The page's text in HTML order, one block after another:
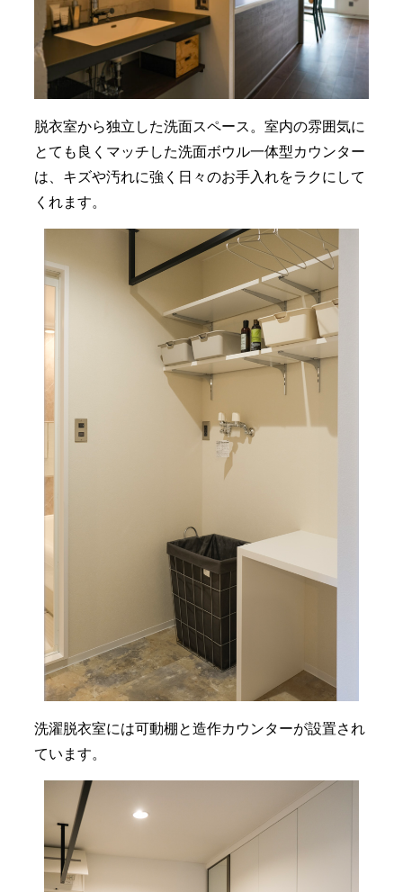
脱衣室から独立した洗面スペース。室内の雰囲気に
とても良くマッチした洗面ボウル一体型カウンター
は、キズや汚れに強く日々のお手入れをラクにして
くれます。
洗濯脱衣室には可動棚と造作カウンターが設置され
ています。